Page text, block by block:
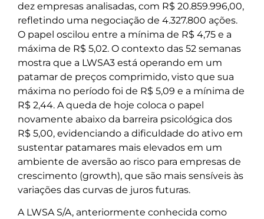
dez empresas analisadas, com R$ 20.859.996,00,
refletindo uma negociação de 4.327.800 ações.
O papel oscilou entre a mínima de R$ 4,75 e a
máxima de R$ 5,02. O contexto das 52 semanas
mostra que a LWSA3 está operando em um
patamar de preços comprimido, visto que sua
máxima no período foi de R$ 5,09 e a mínima de
R$ 2,44. A queda de hoje coloca o papel
novamente abaixo da barreira psicológica dos
R$ 5,00, evidenciando a dificuldade do ativo em
sustentar patamares mais elevados em um
ambiente de aversão ao risco para empresas de
crescimento (growth), que são mais sensíveis às
variações das curvas de juros futuras.
A LWSA S/A, anteriormente conhecida como